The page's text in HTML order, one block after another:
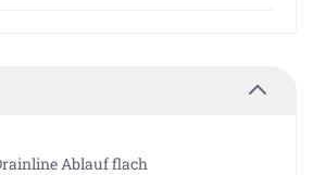
Ablauf flach